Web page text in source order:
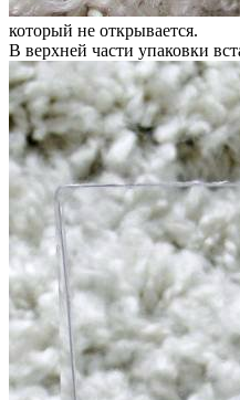
который не открывается.
В верхней части упаковки